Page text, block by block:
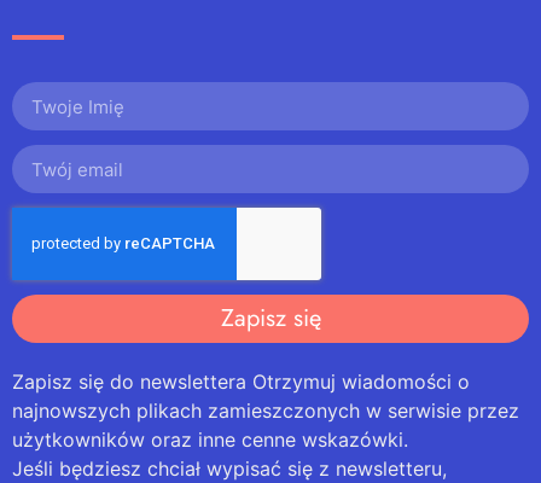
Zapisz się
Zapisz się do newslettera Otrzymuj wiadomości o
najnowszych plikach zamieszczonych w serwisie przez
użytkowników oraz inne cenne wskazówki.
Jeśli będziesz chciał wypisać się z newsletteru,